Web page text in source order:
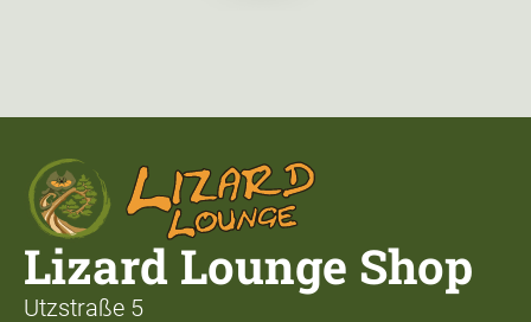
Lizard Lounge Shop
Utzstraße 5